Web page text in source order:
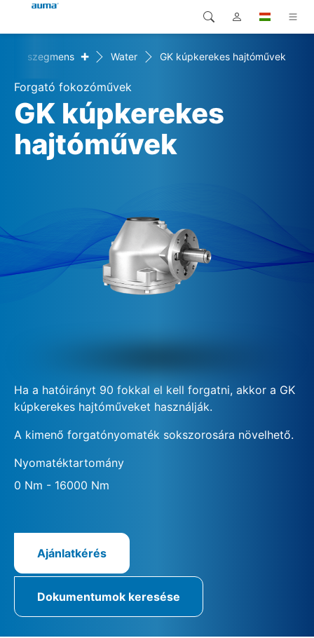
Termékek
Megoldások
Letöltések
Kapcsolat
Global
Európa
Ázsia és Csendes-óceáni
térség
Keresés
Piaci szegmens + Water GK kúpkerekes hajtóművek
Forgató fokozóművek
GK kúpkerekes
hajtóművek
Ha a hatóirányt 90 fokkal el kell forgatni, akkor a GK
kúpkerekes hajtóműveket használják.
A kimenő forgatónyomaték sokszorosára növelhető.
Nyomatéktartomány
0 Nm - 16000 Nm
Ajánlatkérés
Dokumentumok keresése